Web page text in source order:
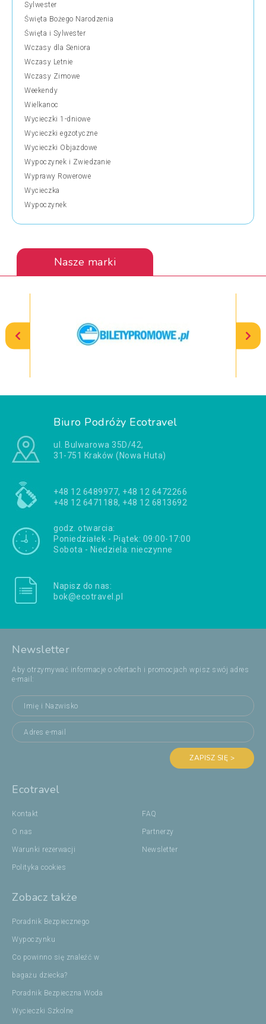
Sylwester
Święta Bożego Narodzenia
Święta i Sylwester
Wczasy dla Seniora
Wczasy Letnie
Wczasy Zimowe
Weekendy
Wielkanoc
Wycieczki 1-dniowe
Wycieczki egzotyczne
Wycieczki Objazdowe
Wypoczynek i Zwiedzanie
Wyprawy Rowerowe
Wycieczka
Wypoczynek
Nasze marki
Biuro Podróży Ecotravel
ul. Bulwarowa 35D/42,
31-751 Kraków (Nowa Huta)
+48 12 6489977, +48 12 6472266
+48 12 6471188, +48 12 6813692
godz. otwarcia:
Poniedziałek - Piątek: 09:00-17:00
Sobota - Niedziela: nieczynne
Napisz do nas:
bok@ecotravel.pl
Newsletter
Aby otrzymywać informacje o ofertach i promocjach wpisz swój adres
e-mail:
ZAPISZ SIĘ >
Ecotravel
Kontakt
O nas
Warunki rezerwacji
Polityka cookies
FAQ
Partnerzy
Newsletter
Zobacz także
Poradnik Bezpiecznego
Wypoczynku
Co powinno się znaleźć w
bagażu dziecka?
Poradnik Bezpieczna Woda
Wycieczki Szkolne